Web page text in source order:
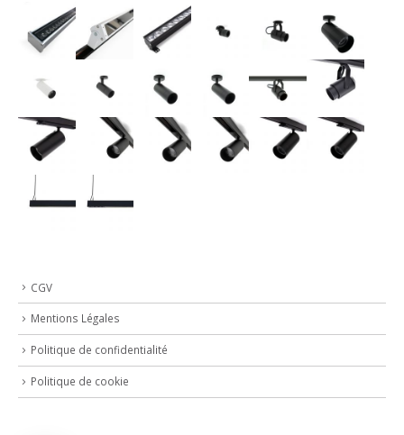
CGV
Mentions Légales
Politique de confidentialité
Politique de cookie